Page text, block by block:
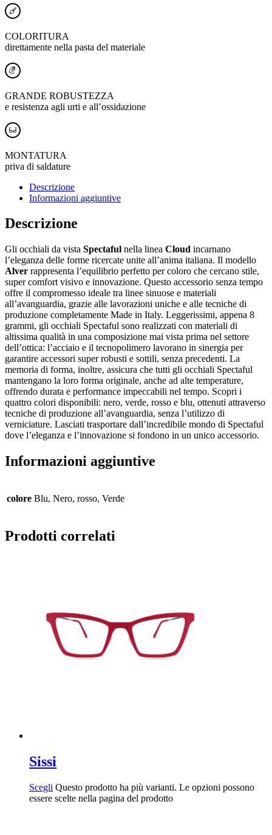
COLORITURA
direttamente nella pasta del materiale
GRANDE ROBUSTEZZA
e resistenza agli urti e all’ossidazione
MONTATURA
priva di saldature
Descrizione
Informazioni aggiuntive
Descrizione
Gli occhiali da vista Spectaful nella linea Cloud incarnano
l’eleganza delle forme ricercate unite all’anima italiana. Il modello
Alver rappresenta l’equilibrio perfetto per coloro che cercano stile,
super comfort visivo e innovazione. Questo accessorio senza tempo
offre il compromesso ideale tra linee sinuose e materiali
all’avanguardia, grazie alle lavorazioni uniche e alle tecniche di
produzione completamente Made in Italy. Leggerissimi, appena 8
grammi, gli occhiali Spectaful sono realizzati con materiali di
altissima qualità in una composizione mai vista prima nel settore
dell’ottica: l’acciaio e il tecnopolimero lavorano in sinergia per
garantire accessori super robusti e sottili, senza precedenti. La
memoria di forma, inoltre, assicura che tutti gli occhiali Spectaful
mantengano la loro forma originale, anche ad alte temperature,
offrendo durata e performance impeccabili nel tempo. Scopri i
quattro colori disponibili: nero, verde, rosso e blu, ottenuti attraverso
tecniche di produzione all’avanguardia, senza l’utilizzo di
verniciature. Lasciati trasportare dall’incredibile mondo di Spectaful
dove l’eleganza e l’innovazione si fondono in un unico accessorio.
Informazioni aggiuntive
colore Blu, Nero, rosso, Verde
Prodotti correlati
Sissi
Scegli Questo prodotto ha più varianti. Le opzioni possono
essere scelte nella pagina del prodotto